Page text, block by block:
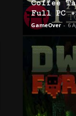
Coffee
Full PC +
GameOver - 6